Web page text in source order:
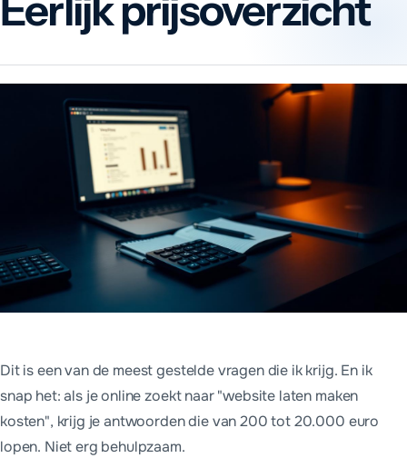
Dit is een van de meest gestelde vragen die ik krijg. En ik
snap het: als je online zoekt naar "website laten maken
kosten", krijg je antwoorden die van 200 tot 20.000 euro
lopen. Niet erg behulpzaam.